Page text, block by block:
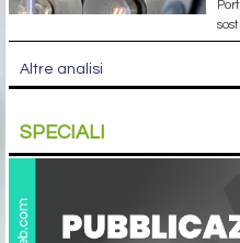
Altre analisi
SPECIALI